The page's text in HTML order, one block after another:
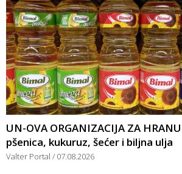
UN-OVA ORGANIZACIJA ZA
pšenica, kukuruz, šećer i biljna ulja
Valter Portal 07.08.2026